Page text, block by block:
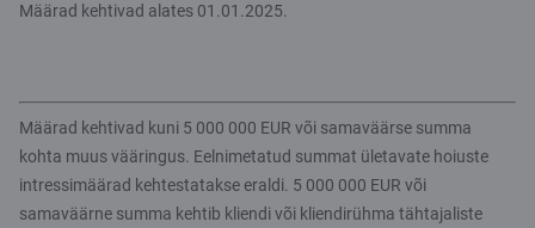
Määrad kehtivad alates 01.01.2025.
Määrad kehtivad kuni 5 000 000 EUR või samaväärse summa
kohta muus vääringus. Eelnimetatud summat ületavate hoiuste
intressimäärad kehtestatakse eraldi. 5 000 000 EUR või
samaväärne summa kehtib kliendi või kliendirühma tähtajaliste